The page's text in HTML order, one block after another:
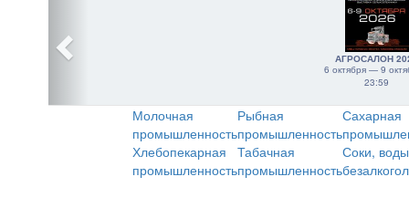
АГРОСАЛОН
6 октября — 9
23:59
Молочная
промышленность
Рыбная
промышленность
Сахарная
Хлебопекарная
промышленность
Табачная
промышленность
Соки,